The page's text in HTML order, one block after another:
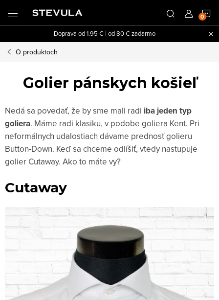
obsah
Doprava od 1.95 € | od 80 € zadarmo
O produktoch
Golier pánskych košieľ
Nedá sa povedať, že by sme mali radi iba jeden typ
goliera. Máme radi klasiku, v podobe goliera Kent. Pri
neformálnych udalostiach dávame prednosť golieru
Button-Down. Keď sa chceme odlíšiť, vtedy nastupuje
golier Cutaway. Ako to máte vy?
Cutaway